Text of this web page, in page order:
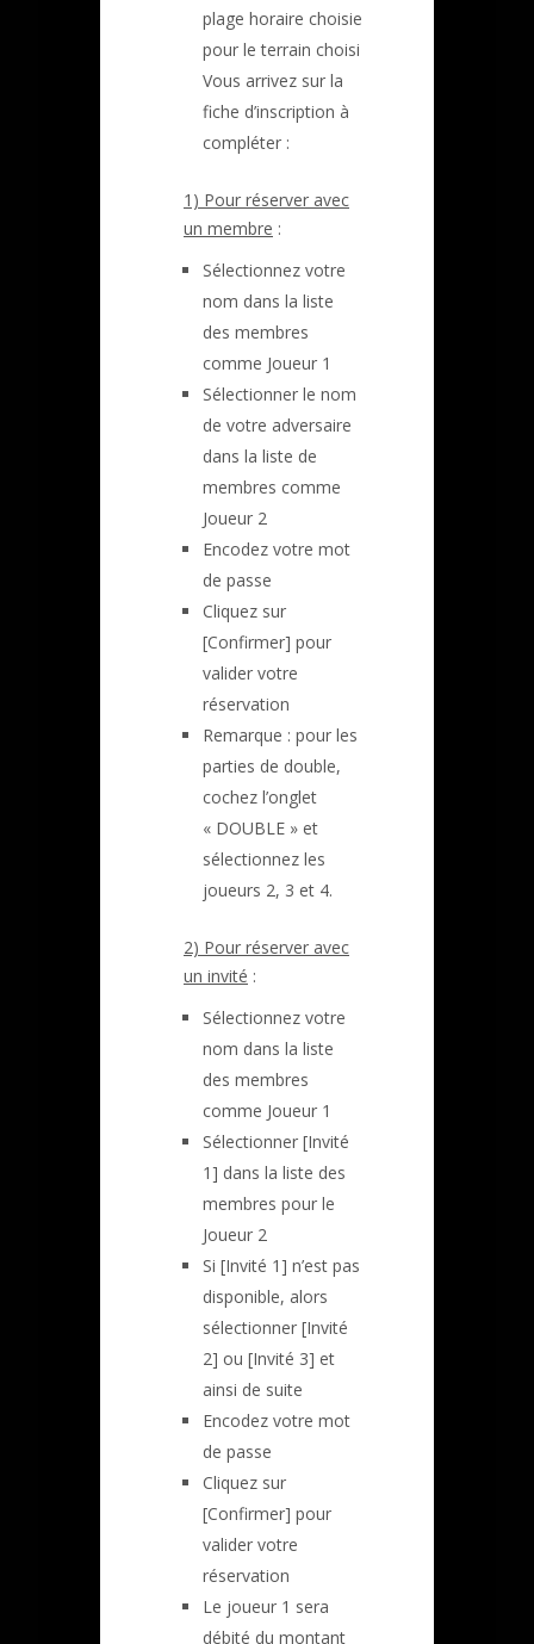
plage horaire choisie
pour le terrain choisi
Vous arrivez sur la
fiche d’inscription à
compléter :
1) Pour réserver avec
un membre :
Sélectionnez votre
nom dans la liste
des membres
comme Joueur 1
Sélectionner le nom
de votre adversaire
dans la liste de
membres comme
Joueur 2
Encodez votre mot
de passe
Cliquez sur
[Confirmer] pour
valider votre
réservation
Remarque : pour les
parties de double,
cochez l’onglet
« DOUBLE » et
sélectionnez les
joueurs 2, 3 et 4.
2) Pour réserver avec
un invité :
Sélectionnez votre
nom dans la liste
des membres
comme Joueur 1
Sélectionner [Invité
1] dans la liste des
membres pour le
Joueur 2
Si [Invité 1] n’est pas
disponible, alors
sélectionner [Invité
2] ou [Invité 3] et
ainsi de suite
Encodez votre mot
de passe
Cliquez sur
[Confirmer] pour
valider votre
réservation
Le joueur 1 sera
débité du montant